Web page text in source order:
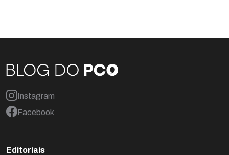
Instagram
Facebook
Editoriais